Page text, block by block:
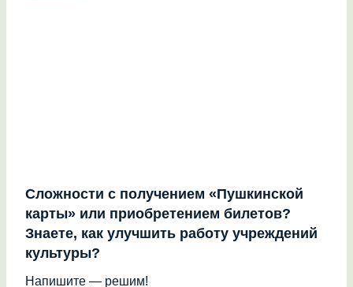
Сложности с получением «Пушкинской
карты» или приобретением билетов?
Знаете, как улучшить работу учреждений
культуры?
Напишите — решим!